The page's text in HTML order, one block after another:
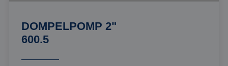
DOMPELPOMP 2"
600.5